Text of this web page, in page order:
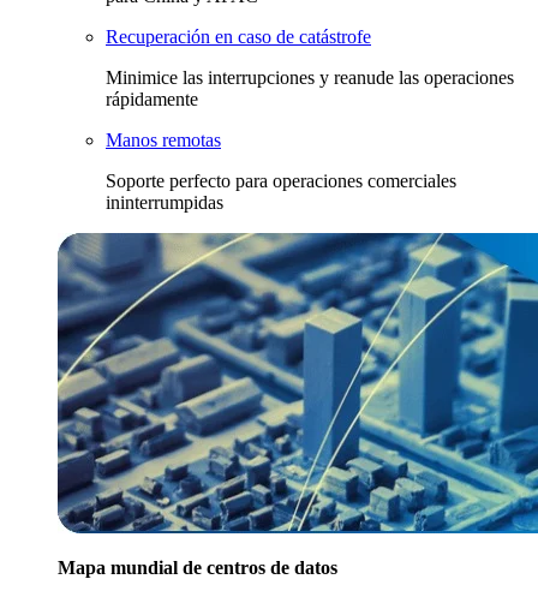
Recuperación en caso de catástrofe
Minimice las interrupciones y reanude las operaciones
rápidamente
Manos remotas
Soporte perfecto para operaciones comerciales
ininterrumpidas
Mapa mundial de centros de datos